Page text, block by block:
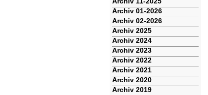
Archiv 01-2026
Archiv 02-2026
Archiv 2025
Archiv 2024
Archiv 2023
Archiv 2022
Archiv 2021
Archiv 2020
Archiv 2019